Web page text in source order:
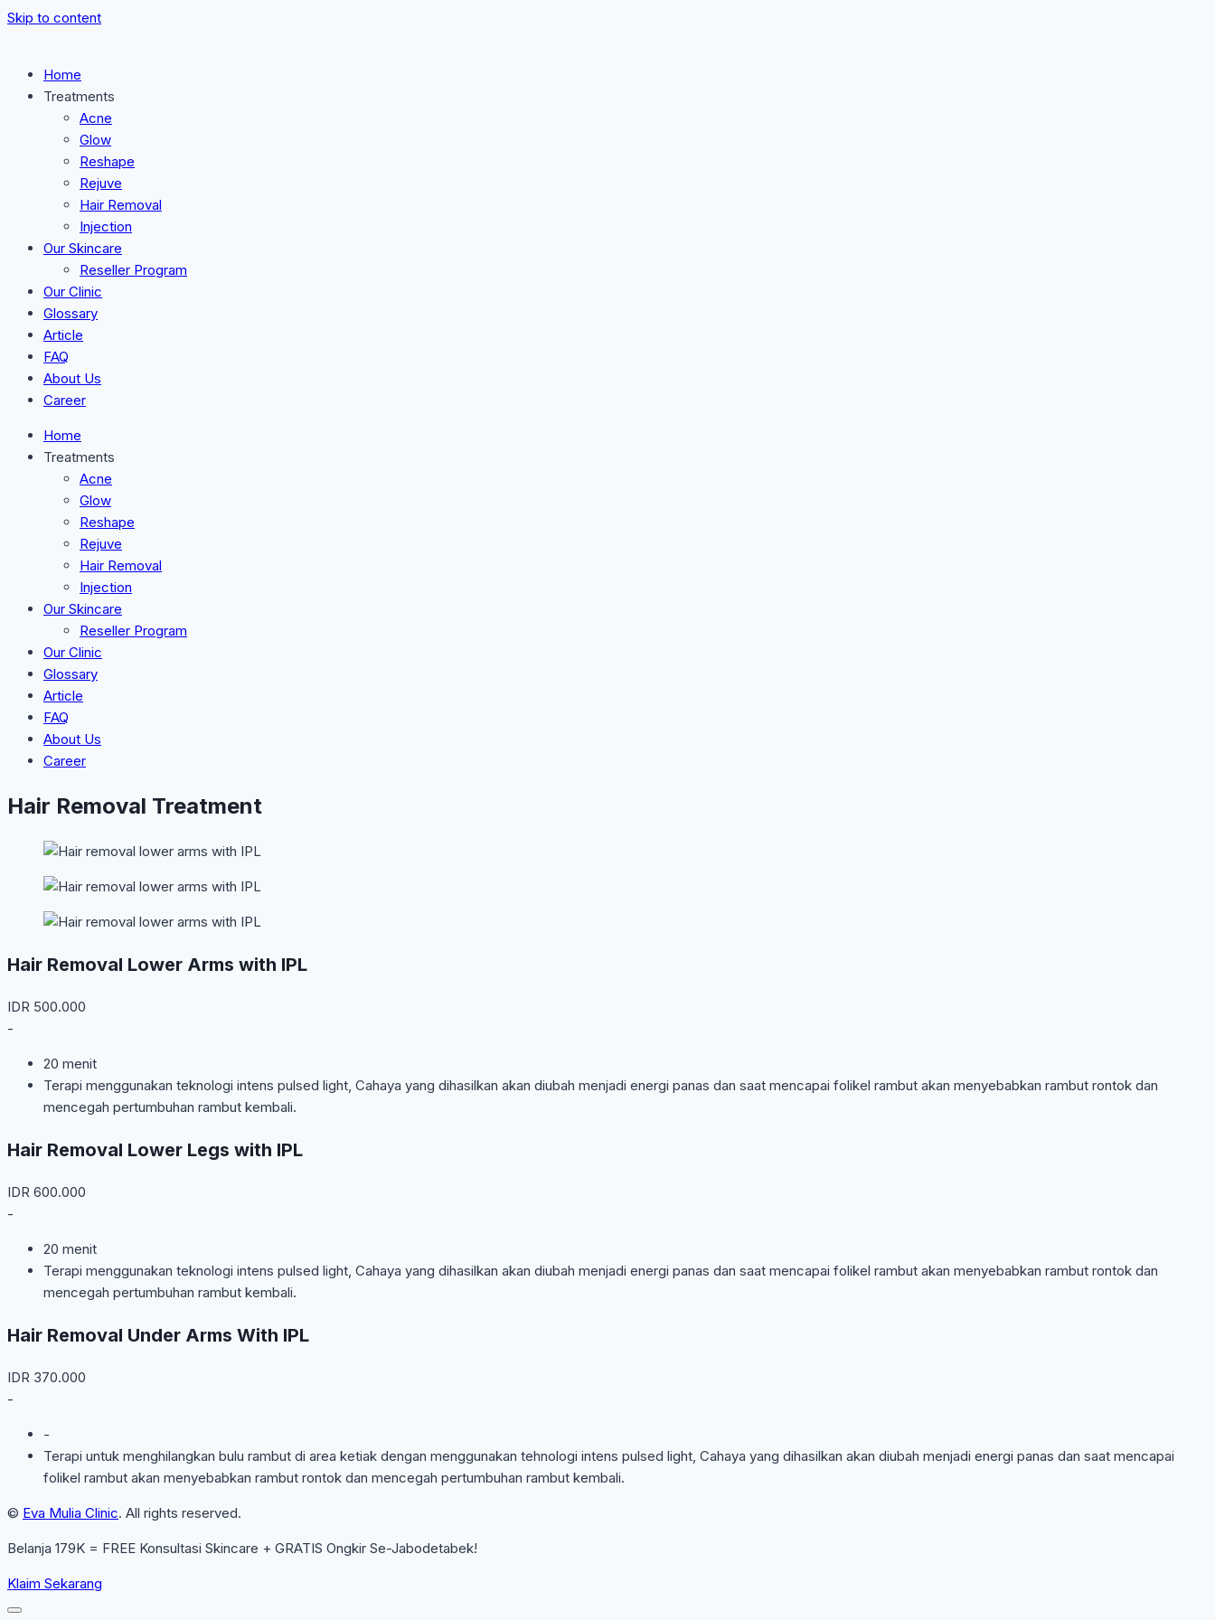
Skip to content
Home
Treatments
Acne
Glow
Reshape
Rejuve
Hair Removal
Injection
Our Skincare
Reseller Program
Our Clinic
Glossary
Article
FAQ
About Us
Career
Home
Treatments
Acne
Glow
Reshape
Rejuve
Hair Removal
Injection
Our Skincare
Reseller Program
Our Clinic
Glossary
Article
FAQ
About Us
Career
Hair Removal Treatment
Hair Removal Lower Arms with IPL
IDR 500.000
-
20 menit
Terapi menggunakan teknologi intens pulsed light, Cahaya yang dihasilkan akan diubah menjadi energi panas dan saat mencapai folikel rambut akan menyebabkan rambut rontok dan
mencegah pertumbuhan rambut kembali.
Hair Removal Lower Legs with IPL
IDR 600.000
-
20 menit
Terapi menggunakan teknologi intens pulsed light, Cahaya yang dihasilkan akan diubah menjadi energi panas dan saat mencapai folikel rambut akan menyebabkan rambut rontok dan
mencegah pertumbuhan rambut kembali.
Hair Removal Under Arms With IPL
IDR 370.000
-
-
Terapi untuk menghilangkan bulu rambut di area ketiak dengan menggunakan tehnologi intens pulsed light, Cahaya yang dihasilkan akan diubah menjadi energi panas dan saat mencapai
folikel rambut akan menyebabkan rambut rontok dan mencegah pertumbuhan rambut kembali.
© Eva Mulia Clinic. All rights reserved.
Belanja 179K = FREE Konsultasi Skincare + GRATIS Ongkir Se-Jabodetabek!
Klaim Sekarang